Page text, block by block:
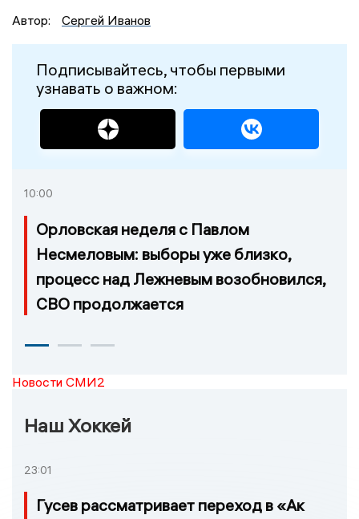
Автор:
Сергей Иванов
Подписывайтесь, чтобы первыми
узнавать о важном:
10:00
Орловская неделя с Павлом
Несмеловым: выборы уже близко,
процесс над Лежневым возобновился,
СВО продолжается
Новости СМИ2
Наш Хоккей
23:01
Гусев рассматривает переход в «Ак